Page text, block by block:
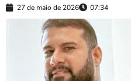
27 de maio de 2026 07:34